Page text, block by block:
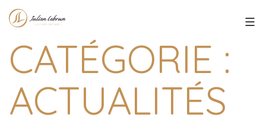
Lebrun
CATÉGORIE :
ACTUALITÉS